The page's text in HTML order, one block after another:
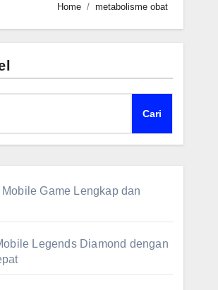
Home metabolisme obat
Cari
Game Lengkap dan
Legends Diamond dengan